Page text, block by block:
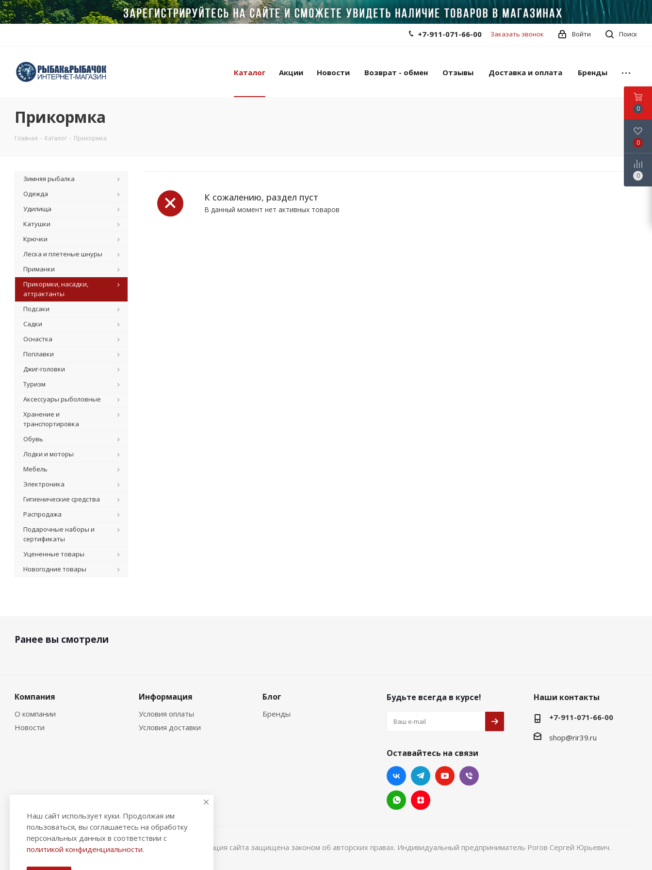
Поиск
Войти
+7-911-071-66-00 Заказать звонок
Каталог Акции Новости Возврат - обмен Отзывы Доставка и оплата Бренды
Прикормка
Главная - Каталог - Прикормка
К сожалению, раздел пуст
В данный момент нет активных товаров
Зимняя рыбалка
Одежда
Удилища
Катушки
Крючки
Леска и плетеные шнуры
Приманки
Прикормки, насадки,
аттрактанты
Подсаки
Садки
Оснастка
Поплавки
Джиг-головки
Туризм
Аксессуары рыболовные
Хранение и
транспортировка
Обувь
Лодки и моторы
Мебель
Электроника
Гигиенические средства
Распродажа
Подарочные наборы и
сертификаты
Уцененные товары
Новогодние товары
Ранее вы смотрели
Компания
О компании
Новости
Информация
Условия оплаты
Условия доставки
Блог
Бренды
Будьте всегда в курсе!
Оставайтесь на связи
Наши контакты
+7-911-071-66-00
shop@rir39.ru
2026 © "Рыбак и Рыбачок" - интернет-магазин Информация сайта защищена законом об авторских правах. Индивидуальный предприниматель Рогов Сергей Юрьевич.
0
0
0
Наш сайт использует куки. Продолжая им
пользоваться, вы соглашаетесь на обработку
персональных данных в соответствии с
политикой конфиденциальности.